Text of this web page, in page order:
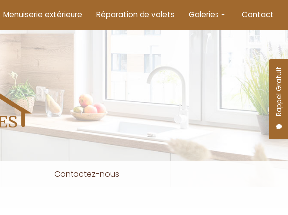
Rappel Gratuit
Menuiserie extérieure Réparation de volets Galeries
Menuiserie extérieure
Motorisation de volets
Contact
Contactez-nous